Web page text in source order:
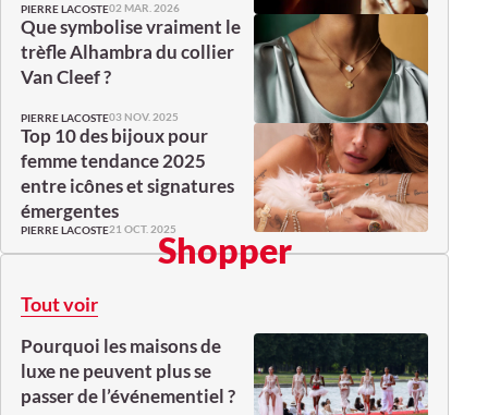
PIERRE LACOSTE02 MAR. 2026
Que symbolise vraiment le
trèfle Alhambra du collier
Van Cleef ?
PIERRE LACOSTE03 NOV. 2025
Top 10 des bijoux pour
femme tendance 2025
entre icônes et signatures
émergentes
PIERRE LACOSTE21 OCT. 2025Shopper
Tout voir
Pourquoi les maisons de
luxe ne peuvent plus se
passer de l’événementiel ?